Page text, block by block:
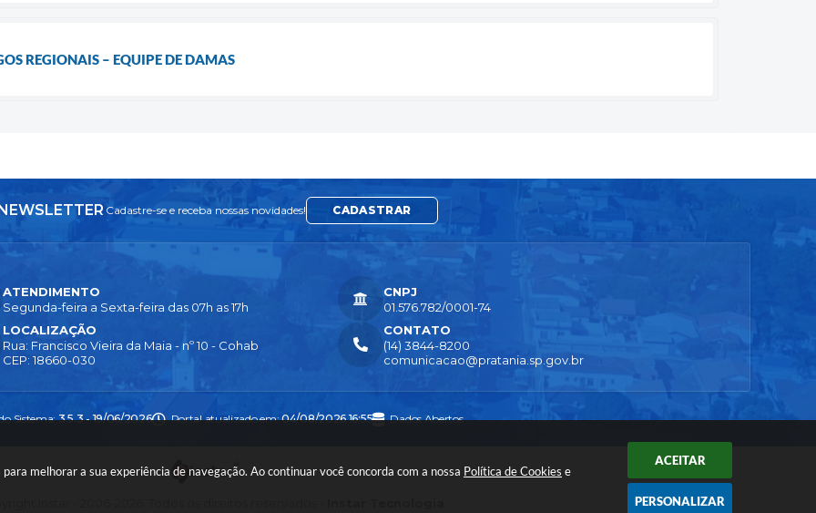
melhorar a sua experiência de navegação. Ao continuar você concorda com a nossa Política de Cookies e
ACEITAR
PERSONALIZAR
REGIONAIS – EQUIPE DE DAMAS
Cadastre-se e receba nossas novidades! CADASTRAR
LOCALIZAÇÃO
Rua: Francisco Vieira da Maia - nº 10 - Cohab
CEP: 18660-030
CONTATO
(14) 3844-8200
comunicacao@pratania.sp.gov.br
ATENDIMENTO
Segunda-feira a Sexta-feira das 07h as 17h
CNPJ
01.576.782/0001-74
Sistema:3.5.3 - 19/06/2026 Portal atualizado em:04/08/2026 16:55 Dados Abertos